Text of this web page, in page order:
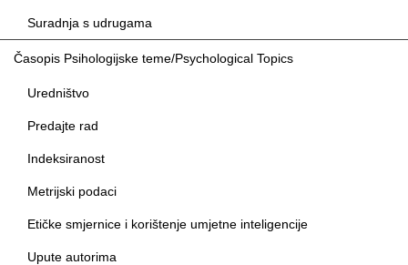
Suradnja s udrugama
Časopis Psihologijske teme/Psychological Topics
Uredništvo
Predajte rad
Indeksiranost
Metrijski podaci
Etičke smjernice i korištenje umjetne inteligencije
Upute autorima